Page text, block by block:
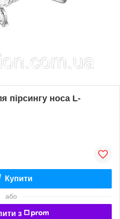
пірсингу носа L-
Купити
або
з